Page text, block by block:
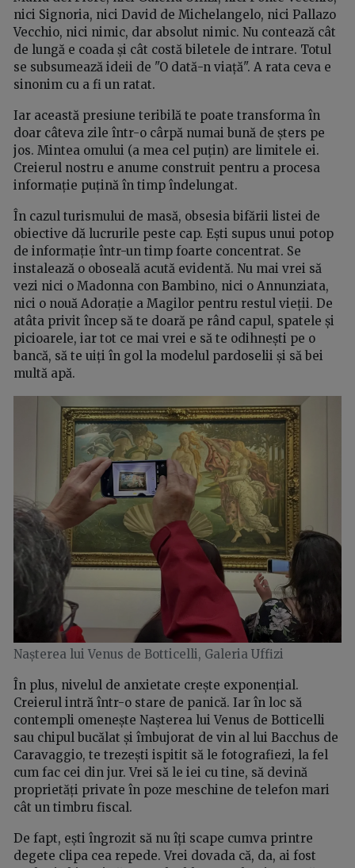
nici Signoria, nici David de Michelangelo, nici Pallazo
Vecchio, nici nimic, dar absolut nimic. Nu contează cât
de lungă e coada și cât costă biletele de intrare. Totul
se subsumează ideii de "O dată-n viață". A rata ceva e
sinonim cu a fi un ratat.
Iar această presiune teribilă te poate transforma în
doar câteva zile într-o cârpă numai bună de șters pe
jos. Mintea omului (a mea cel puțin) are limitele ei.
Creierul nostru e anume construit pentru a procesa
informație puțină în timp îndelungat.
În cazul turismului de masă, obsesia bifării listei de
obiective dă lucrurile peste cap. Ești supus unui potop
de informație într-un timp foarte concentrat. Se
instalează o oboseală acută evidentă. Nu mai vrei să
vezi nici o Madonna con Bambino, nici o Annunziata,
nici o nouă Adorație a Magilor pentru restul vieții. De
atâta privit încep să te doară pe rând capul, spatele și
picioarele, iar tot ce mai vrei e să te odihnești pe o
bancă, să te uiți în gol la modelul pardoselii și să bei
multă apă.
Nașterea lui Venus de Botticelli, Galeria Uffizi
În plus, nivelul de anxietate crește exponențial.
Creierul intră într-o stare de panică. Iar în loc să
contempli omenește Nașterea lui Venus de Botticelli
sau chipul bucălat și îmbujorat de vin al lui Bacchus de
Caravaggio, te trezești ispitit să le fotografiezi, la fel
cum fac cei din jur. Vrei să le iei cu tine, să devină
proprietăți private în poze meschine de telefon mari
cât un timbru fiscal.
De fapt, ești îngrozit să nu îți scape cumva printre
degete clipa cea repede. Vrei dovada că, da, ai fost